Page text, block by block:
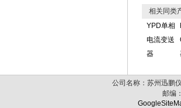
相关同类
YPD单相
电流变送
器
公司名称：苏州迅鹏
邮编：